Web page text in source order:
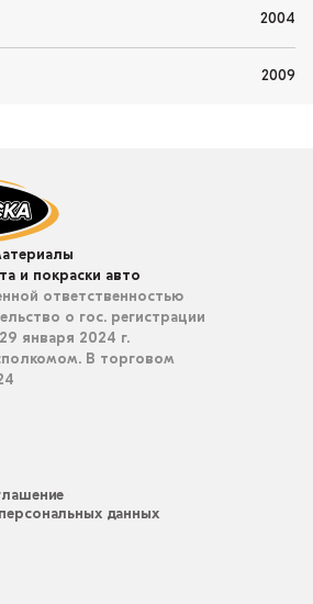
2004
2009
и покраски авто
ответственностью
о гос. регистрации
января 2024 г.
В торговом
данных